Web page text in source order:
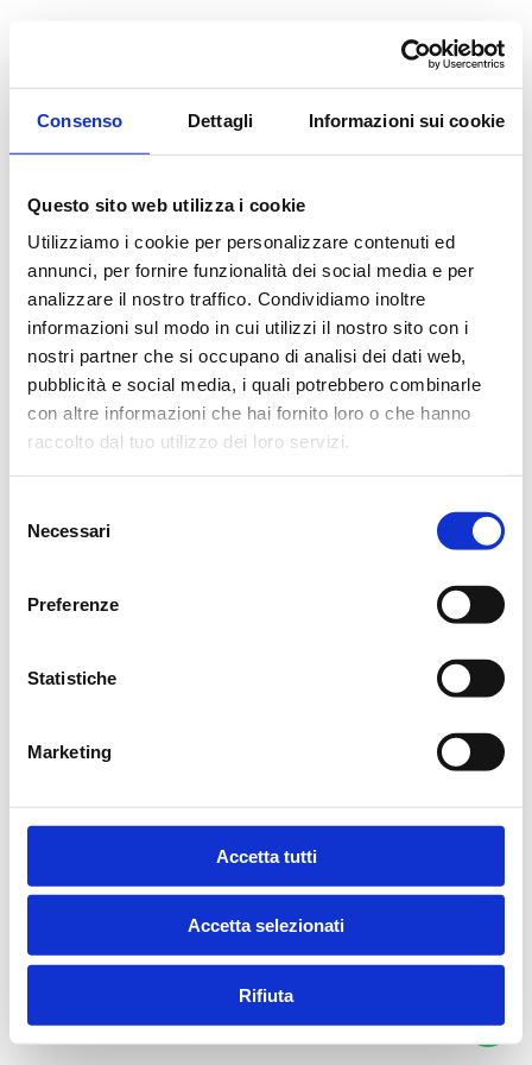
Consenso Dettagli Informazioni sui cookie
Questo sito web utilizza i cookie
Utilizziamo i cookie per personalizzare contenuti ed
annunci, per fornire funzionalità dei social media e per
analizzare il nostro traffico. Condividiamo inoltre
informazioni sul modo in cui utilizzi il nostro sito con i
nostri partner che si occupano di analisi dei dati web,
pubblicità e social media, i quali potrebbero combinarle
con altre informazioni che hai fornito loro o che hanno
raccolto dal tuo utilizzo dei loro servizi.
delNecessari
Preferenze
Statistiche
Marketing
Accetta tutti
Accetta selezionati
Rifiuta